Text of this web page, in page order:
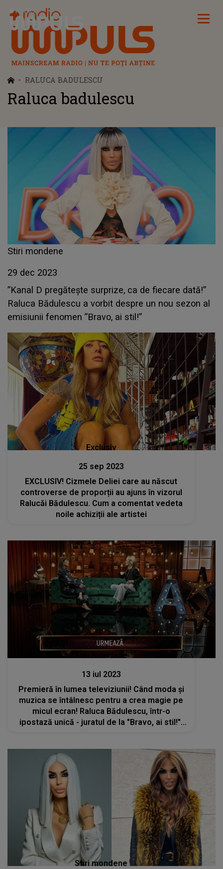
Radio Impuls
RALUCA BADULESCU
Raluca badulescu
Stiri mondene
29 dec 2023
”Kanal D pregătește surprize, ca de fiecare dată!”
Raluca Bădulescu a vorbit despre un nou sezon al
emisiunii fenomen ”Bravo, ai stil!”
Exclusiv
25 sep 2023
EXCLUSIV! Cizmele Deliei care au născut
controverse de proporții au ajuns în vizorul
Ralucăi Bădulescu. Cum a comentat vedeta
noile achiziții ale artistei
Stiri mondene
13 iul 2023
Premieră în lumea televiziunii! Când moda și
muzica se întâlnesc pentru a crea magie pe
micul ecran! Raluca Bădulescu, într-o
ipostază unică - juratul de la "Bravo, ai stil!",
Stiri mondene